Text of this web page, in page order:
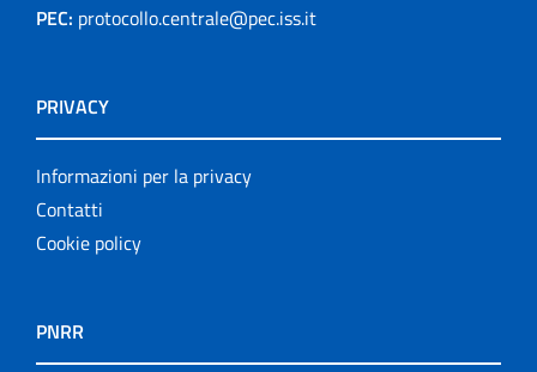
PEC: protocollo.centrale@pec.iss.it
PRIVACY
Informazioni per la privacy
Contatti
Cookie policy
PNRR